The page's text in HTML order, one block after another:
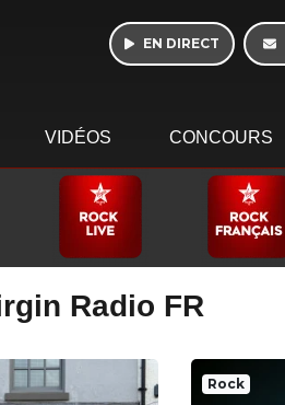
EN DIRECT
VIDÉOS CONCOURS
Radio FR
Rock